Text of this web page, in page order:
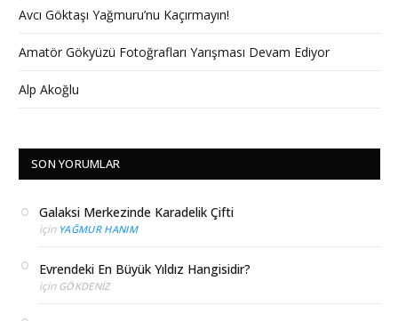
Avcı Göktaşı Yağmuru’nu Kaçırmayın!
Amatör Gökyüzü Fotoğrafları Yarışması Devam Ediyor
Alp Akoğlu
SON YORUMLAR
Galaksi Merkezinde Karadelik Çifti
için YAĞMUR HANIM
Evrendeki En Büyük Yıldız Hangisidir?
için GÖKDENIZ